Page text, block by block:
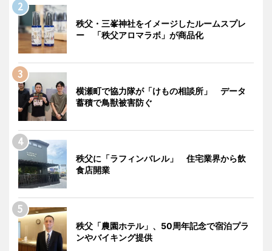
秩父・三峯神社をイメージしたルームスプレ
ー 「秩父アロマラボ」が商品化
横瀬町で協力隊が「けもの相談所」 データ
蓄積で鳥獣被害防ぐ
秩父に「ラフィンバレル」 住宅業界から飲
食店開業
秩父「農園ホテル」、50周年記念で宿泊プラ
ンやバイキング提供